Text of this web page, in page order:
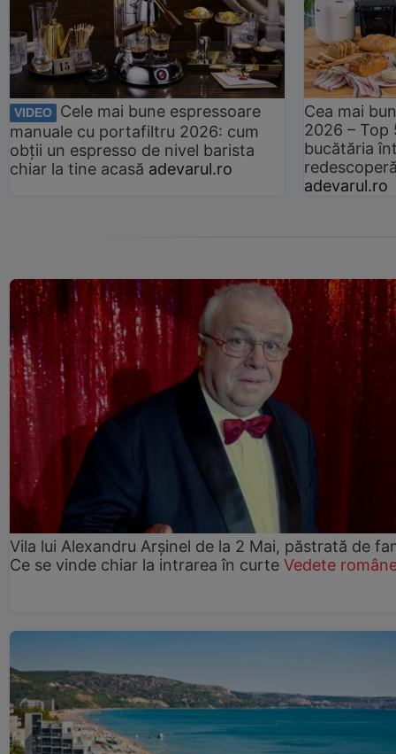
VIDEO
Cele mai bune espressoare
manuale cu portafiltru 2026: cum
obții un espresso de nivel barista
chiar la tine acasă adevarul.ro
Cea mai
2026 –
bucătăria
adevarul.ro
Vila lui Alexandru Arșinel de la 2 Mai, păstrată de
Ce se vinde chiar la intrarea în curte Vedete